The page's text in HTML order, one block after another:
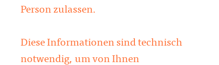
Person zulassen.
Diese Informationen sind technisch
notwendig, um von Ihnen